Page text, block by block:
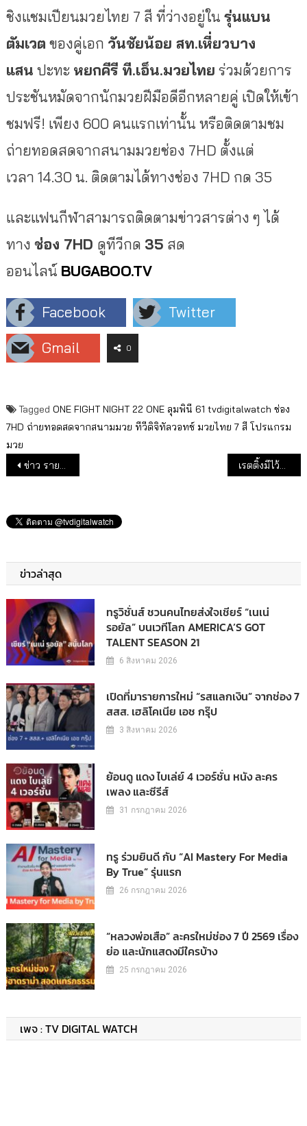
ชิงแชมเปียนมวยไทย 7 สี ที่ว่างอยู่ใน รุ่นแบน
ตัมเวต ของคู่เอก วันชัยน้อย สท.เหี่ยวบาง
แสน ปะทะ หยกคีรี ที.เอ็น.มวยไทย ร่วมด้วยการ
ประชันหมัดจากนักมวยฝีมือดีอีกหลายคู่ เปิดให้เข้า
ชมฟรี! เพียง 600 คนแรกเท่านั้น หรือติดตามชม
ถ่ายทอดสดจากสนามมวยช่อง 7HD ตั้งแต่
เวลา 14.30 น. ติดตามได้ทางช่อง 7HD กด 35
และแฟนกีฬาสามารถติดตามข่าวสารต่าง ๆ ได้
ทาง ช่อง 7HD ดูทีวีกด 35 สด
ออนไลน์ BUGABOO.TV
Facebook
Twitter
Gmail
0
Tagged ONE FIGHT NIGHT 22 ONE ลุมพินี 61 tvdigitalwatch ช่อง
7HD ถ่ายทอดสดจากสนามมวย ทีวีดิจิทัลวอทช์ มวยไทย 7 สี โปรแกรม
มวย
แนะแนวเรื่อง
ข่าว รายการ และ #ละครไทยพีบีเอส เข้าชิง #นาฏราชครั้งที่15 เรตติ้งมีไว้ทุบ! “ลมเล่นไฟ” แรงไม่หยุดติดลมบน
ข่าวล่าสุด
ทรูวิชั่นส์ ชวนคนไทยส่งใจเชียร์ “เนเน่
รอยัล” บนเวทีโลก AMERICA’S GOT
TALENT SEASON 21
6 สิงหาคม 2026
เปิดที่มารายการใหม่ “รสแลกเงิน” จากช่อง 7
สสส. เฮลิโคเนีย เอช กรุ๊ป
3 สิงหาคม 2026
ย้อนดู แดง ไบเล่ย์ 4 เวอร์ชั่น หนัง ละคร
เพลง และซีรีส์
31 กรกฎาคม 2026
ทรู ร่วมยินดี กับ “AI Mastery For Media
By True” รุ่นแรก
26 กรกฎาคม 2026
“หลวงพ่อเสือ” ละครใหม่ช่อง 7 ปี 2569 เรื่อง
ย่อ และนักแสดงมีใครบ้าง
25 กรกฎาคม 2026
เพจ : TV DIGITAL WATCH